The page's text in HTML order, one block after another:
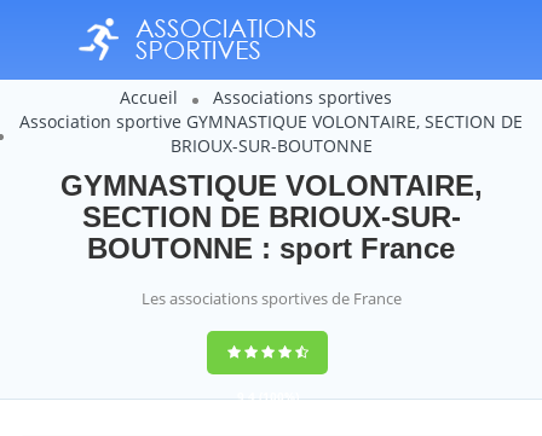
Accueil
Associations sportives
Association sportive GYMNASTIQUE VOLONTAIRE, SECTION DE
BRIOUX-SUR-BOUTONNE
GYMNASTIQUE VOLONTAIRE,
SECTION DE BRIOUX-SUR-
BOUTONNE : sport France
Les associations sportives de France
9,4(100%)